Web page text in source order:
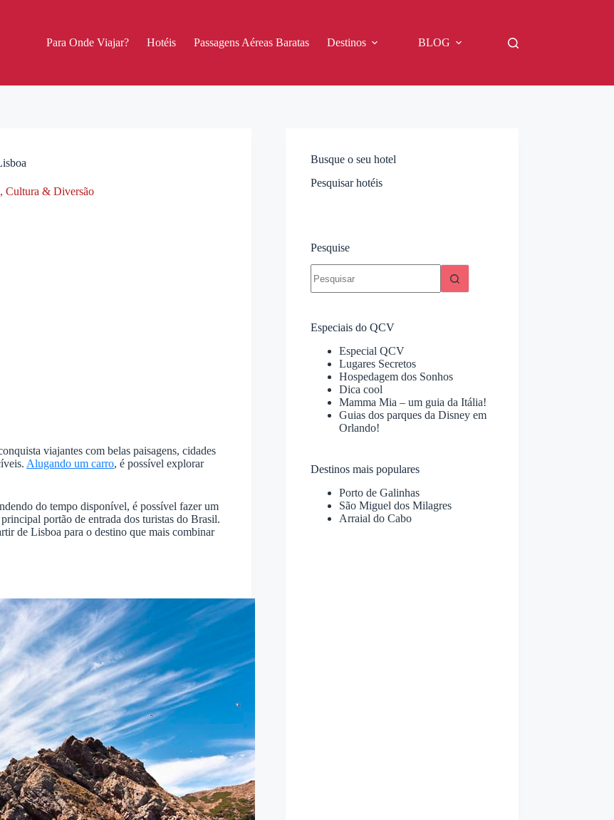
Para Onde Viajar? Hotéis Passagens Aéreas Baratas Destinos BLOG
Cultura & Diversão
viajantes com belas paisagens, cidades
Alugando um carro, é possível explorar
do tempo disponível, é possível fazer um
portão de entrada dos turistas do Brasil.
de Lisboa para o destino que mais combinar
Busque o seu hotel
Pesquisar hotéis
Pesquise
resultados
Especiais do QCV
Especial QCV
Lugares Secretos
Hospedagem dos Sonhos
Dica cool
Mamma Mia – um guia da Itália!
Guias dos parques da Disney em
Orlando!
Destinos mais populares
Porto de Galinhas
São Miguel dos Milagres
Arraial do Cabo